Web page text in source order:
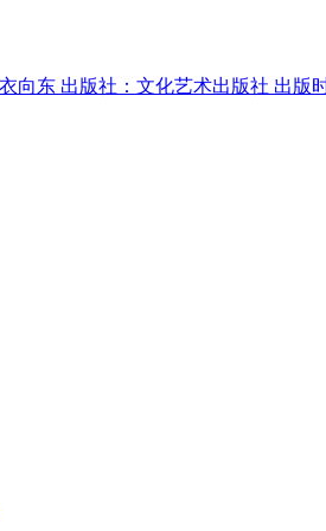
向东 出版社：文化艺术出版社 出版时